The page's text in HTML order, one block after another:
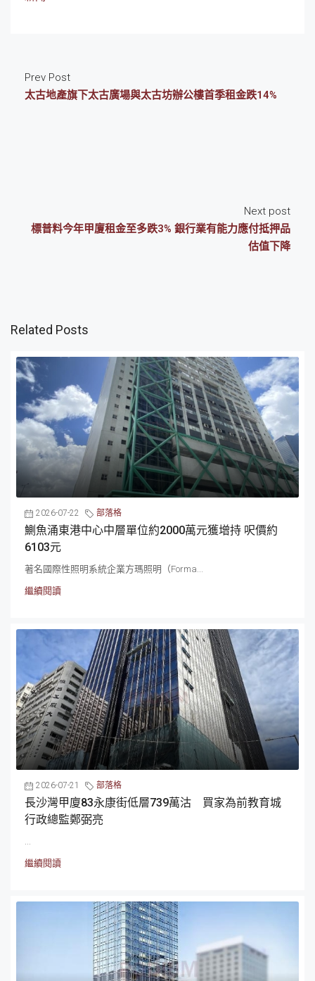
Prev Post
太古地產旗下太古廣場與太古坊辦公樓首季租金跌14%
Next post
標普料今年甲廈租金至多跌3% 銀行業有能力應付抵押品
估值下降
Related Posts
2026-07-22 部落格
鰂魚涌東港中心中層單位約2000萬元獲增持 呎價約
6103元
著名國際性照明系統企業方瑪照明（Forma...
繼續閱讀
2026-07-21 部落格
長沙灣甲廈83永康街低層739萬沽 買家為前教育城
行政總監鄭弼亮
...
繼續閱讀